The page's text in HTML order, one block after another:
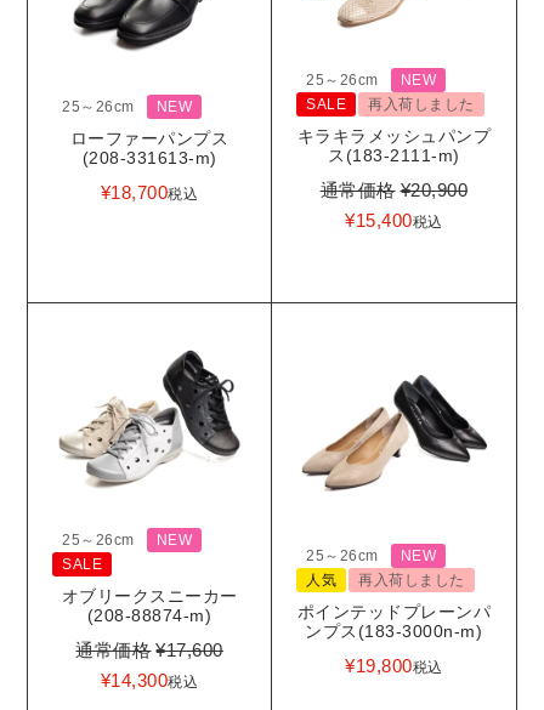
25～26cm NEW
ローファーパンプス
(208-331613-m)
¥18,700税込
25～26cm
NEW
SALE
再入荷しました
キラキラメッシュパンプ
ス(183-2111-m)
通常価格 ¥20,900
¥15,400税込
25～26cm
NEW
SALE
オブリークスニーカー
(208-88874-m)
通常価格 ¥17,600
¥14,300税込
25～26cm
NEW
人気
再入荷しました
ポインテッドプレーンパ
ンプス(183-3000n-m)
¥19,800税込